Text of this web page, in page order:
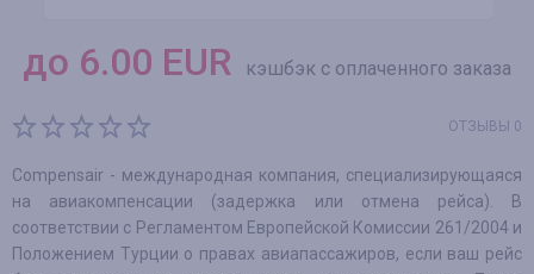
до 6.00 EUR кэшбэк с оплаченного заказа
ОТЗЫВЫ 0
Compensair - международная компания, специализирующаяся
на авиакомпенсации (задержка или отмена рейса). В
соответствии с Регламентом Европейской Комиссии 261/2004 и
Положением Турции о правах авиапассажиров, если ваш рейс